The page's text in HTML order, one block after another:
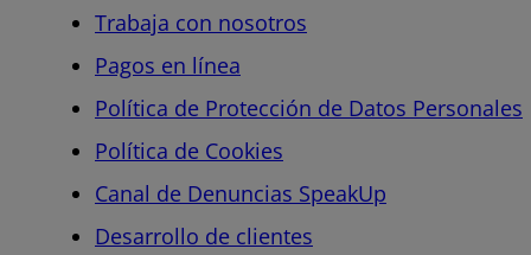
Trabaja con nosotros
Pagos en línea
Política de Protección de Datos Personales
Política de Cookies
Canal de Denuncias SpeakUp
Desarrollo de clientes